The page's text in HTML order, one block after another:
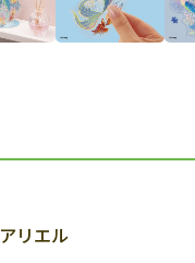
リエル